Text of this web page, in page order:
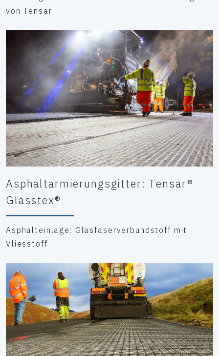
von Tensar
Asphaltarmierungsgitter: Tensar®
Glasstex®
Asphalteinlage: Glasfaserverbundstoff mit
Vliesstoff